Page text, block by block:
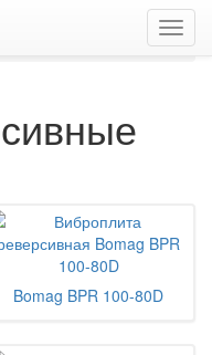
Bomag BPR 100-80D